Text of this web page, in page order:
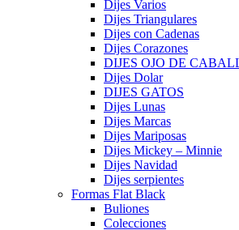
Dijes Varios
Dijes Triangulares
Dijes con Cadenas
Dijes Corazones
DIJES OJO DE
Dijes Dolar
DIJES GATOS
Dijes Lunas
Dijes Marcas
Dijes Mariposas
Dijes Mickey – Minnie
Dijes Navidad
Dijes serpientes
Formas Flat Black
Buliones
Colecciones